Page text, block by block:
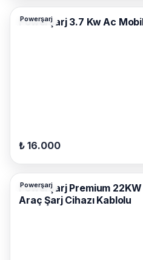
Powerşarj
Powerşarj 3.7 Kw Ac
₺ 16.000
Powerşarj
Powerşarj Premium
Araç Şarj Cihazı Kablolu